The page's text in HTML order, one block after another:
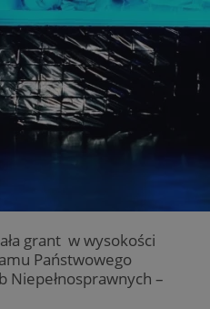
grant w wysokości
Państwowego
Niepełnosprawnych –